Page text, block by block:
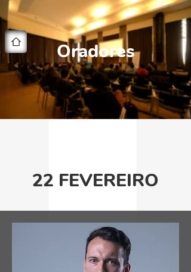
Oradores
22 FEVEREIRO